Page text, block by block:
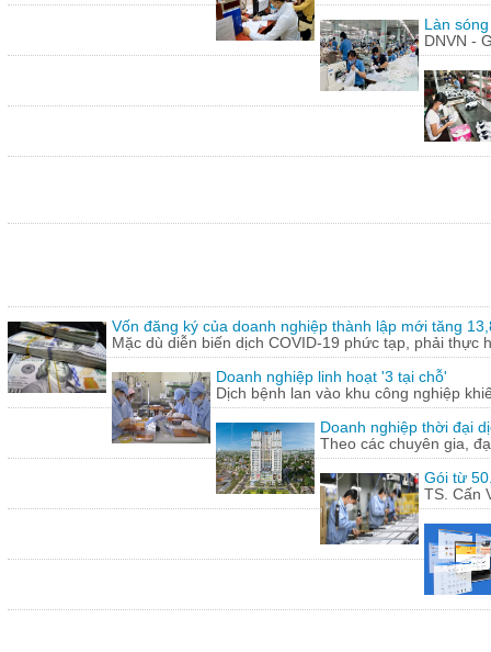
Làn
DNVN -
Vốn đăng ký của doanh nghiệp thành lập mới tăng
Mặc dù diễn biến dịch COVID-19 phức tạp, phải thực
Doanh nghiệp linh hoạt '3 tại chỗ'
Dịch bệnh lan vào khu công nghiệp
Doanh nghiệp thời đại
Theo các chuyên gia,
Gói từ
TS. Cấn